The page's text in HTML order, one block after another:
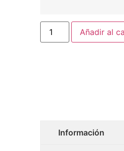
Añadir al
Información